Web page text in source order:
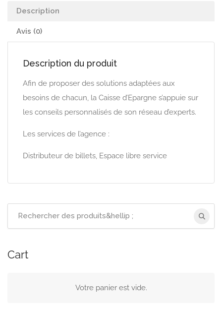
Description
Avis (0)
Description du produit
Afin de proposer des solutions adaptées aux
besoins de chacun, la Caisse d’Epargne s’appuie sur
les conseils personnalisés de son réseau d’experts.
Les services de l’agence :
Distributeur de billets, Espace libre service
Cart
Votre panier est vide.